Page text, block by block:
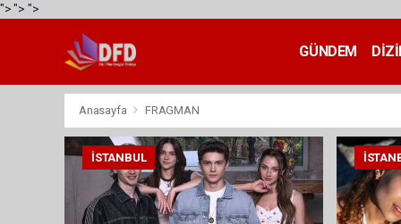
">"> ">
GÜNDEM
Anasayfa FRAGMAN
İSTANBUL